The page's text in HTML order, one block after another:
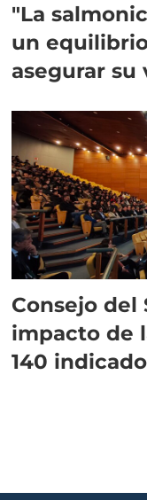
"La
un
asegurar
Consejo del
impacto de
140